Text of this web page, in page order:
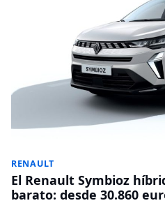
RENAULT
El Renault Symbioz
barato: desde 30.860